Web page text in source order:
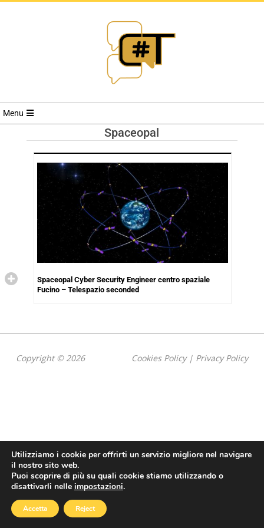
RIVISTA
TRENDS
Menu
Spaceopal
Spaceopal Cyber Security Engineer centro spaziale
Fucino – Telespazio seconded
Copyright © 2026 Cookies Policy| Privacy Policy
Utilizziamo i cookie per offrirti un servizio migliore nel navigare
il nostro sito web.
Puoi scoprire di più su quali cookie stiamo utilizzando o
disattivarli nelle impostazioni.
Accetta Reject